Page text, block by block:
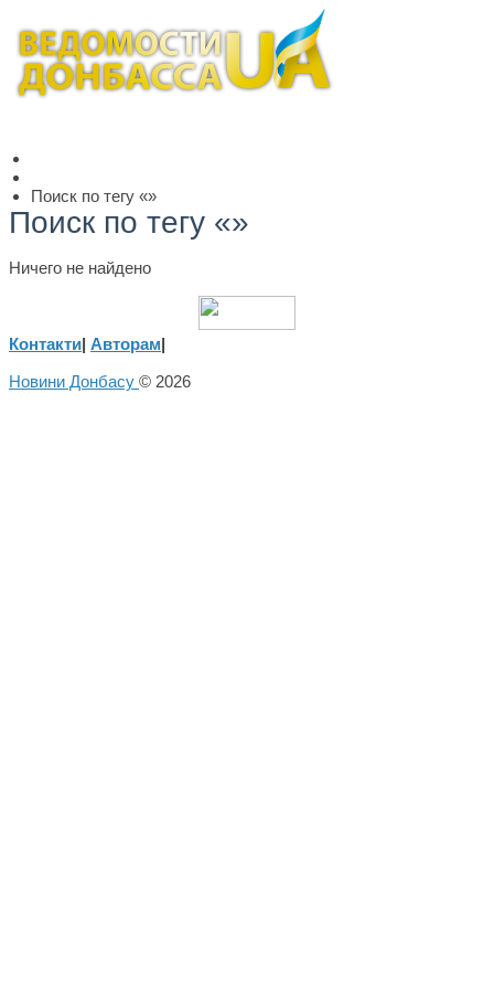
Поиск по тегу «»
Поиск по тегу «»
Ничего не найдено
Контакти| Авторам|
Новини Донбасу © 2026